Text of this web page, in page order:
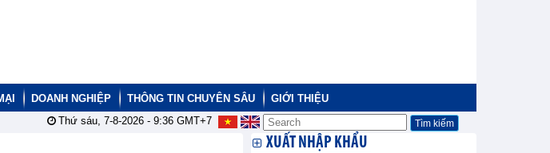
DOANH NGHIỆP THÔNG TIN CHUYÊN SÂU
GIỚI THIỆU
Thứ sáu, 7-8-2026 - 9:36GMT+7
XUẤT NHẬP KHẨU